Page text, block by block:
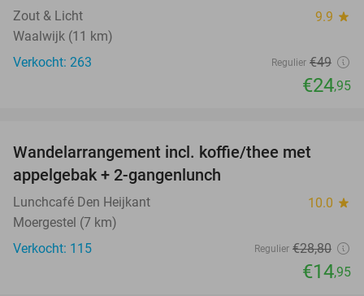
Zout & Licht 9.9 star
Waalwijk (11 km)
Verkocht: 263
Regulier €49
€24,95
Wandelarrangement incl. koffie/thee met
appelgebak + 2-gangenlunch
Lunchcafé Den Heijkant 10.0 star
Moergestel (7 km)
Verkocht: 115
Regulier €28,80
€14,95